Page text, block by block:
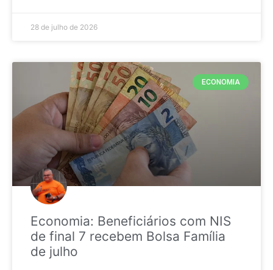
28 de julho de 2026
ECONOMIA
Economia: Beneficiários com NIS
de final 7 recebem Bolsa Família
de julho